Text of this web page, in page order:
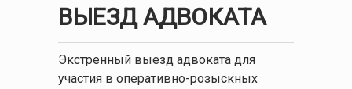
ВЫЕЗД АДВОКАТА
Экстренный выезд адвоката для
участия в оперативно-розыскных